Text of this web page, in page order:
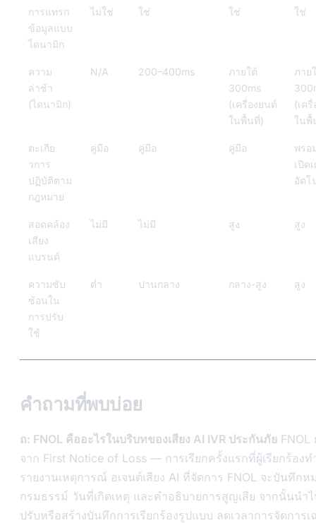
การแทรก
ข้อมูลแบบ
ไดนามิก
ไม่ใช่ ใช่ ใช่ ใช่
ความ
ล่าช้า
(ไดนามิก)
N/A 200–400ms
ภายใต้
300ms
(เครื่องยนต์
ในพื้นที่)
ภาย
(เค
ในพื้
ตะเกีย
วการ
ปฏิบัติตาม
กฎหมาย
คู่มือ คู่มือ คู่มือ
พรอ
เปิด
อัตโ
สอดคล้อง
เสียง
แบรนด์
ไม่มี ไม่มี สูง สูง
ความซับ
ซ้อนใน
การปรับ
ใช้
ต่ำ ปานกลาง กลาง-สูง สูง
คำถามที่พบบ่อย
ถ: FNOL คืออะไรในบริบทของเสียง AI IVR ประกันภัย FNOL
จาก First Notice of Loss — การเรียกครั้งแรกที่ผู้เรียกร้องท
รายงานเหตุการณ์ อเจนต์เสียง AI ที่จัดการ FNOL จะบันทึกห
กรมธรรม์ วันที่เกิดเหตุ และคำอธิบายการสูญเสีย จากนั้นนำไ
ปรับหรือสร้างบันทึกการเรียกร้องรูปแบบ ลดเวลาการจัดการเ